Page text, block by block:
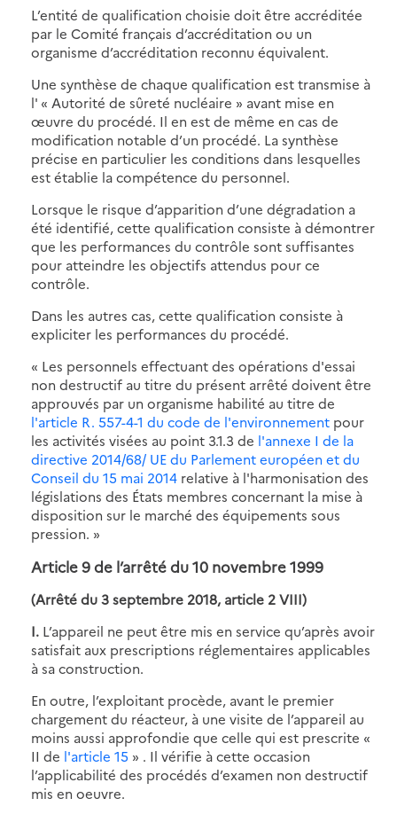
L’entité de qualification choisie doit être accréditée
par le Comité français d’accréditation ou un
organisme d’accréditation reconnu équivalent.
Une synthèse de chaque qualification est transmise à
l' « Autorité de sûreté nucléaire » avant mise en
œuvre du procédé. Il en est de même en cas de
modification notable d’un procédé. La synthèse
précise en particulier les conditions dans lesquelles
est établie la compétence du personnel.
Lorsque le risque d’apparition d’une dégradation a
été identifié, cette qualification consiste à démontrer
que les performances du contrôle sont suffisantes
pour atteindre les objectifs attendus pour ce
contrôle.
Dans les autres cas, cette qualification consiste à
expliciter les performances du procédé.
« Les personnels effectuant des opérations d'essai
non destructif au titre du présent arrêté doivent être
approuvés par un organisme habilité au titre de
l'article R. 557-4-1 du code de l'environnement pour
les activités visées au point 3.1.3 de l'annexe I de la
directive 2014/68/ UE du Parlement européen et du
Conseil du 15 mai 2014 relative à l'harmonisation des
législations des États membres concernant la mise à
disposition sur le marché des équipements sous
pression. »
Article 9 de l’arrêté du 10 novembre 1999
(Arrêté du 3 septembre 2018, article 2 VIII)
I. L’appareil ne peut être mis en service qu’après avoir
satisfait aux prescriptions réglementaires applicables
à sa construction.
En outre, l’exploitant procède, avant le premier
chargement du réacteur, à une visite de l’appareil au
moins aussi approfondie que celle qui est prescrite «
II de l'article 15 » . Il vérifie à cette occasion
l’applicabilité des procédés d’examen non destructif
mis en oeuvre.